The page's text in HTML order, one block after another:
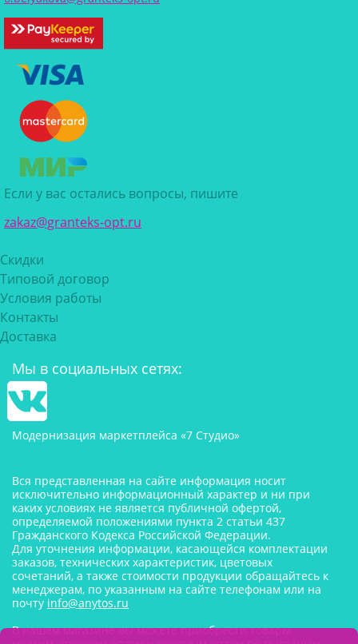
Если у вас остались вопросы, пишите
zakaz@granteks-opt.ru
Скидки
Типовой договор
Условия работы
Контакты
Доставка
Мы в социальных сетях:
Модернизация маркетплейса «7 Студио»
Вся представленная на сайте информация носит
исключительно информационный характер и ни при
каких условиях не является публичной офертой,
определяемой положениями пункта 2 статьи 437
Гражданского Кодекса Российской Федерации.
Для уточнения информации, касающейся комплектации
заказов, технических характеристик, цветовых
сочетаний, а также стоимости продукции обращайтесь к
менеджерам, по указанным на сайте телефонам или на
почту info@anytos.ru
В нашем магазине вы можете приобрести товары